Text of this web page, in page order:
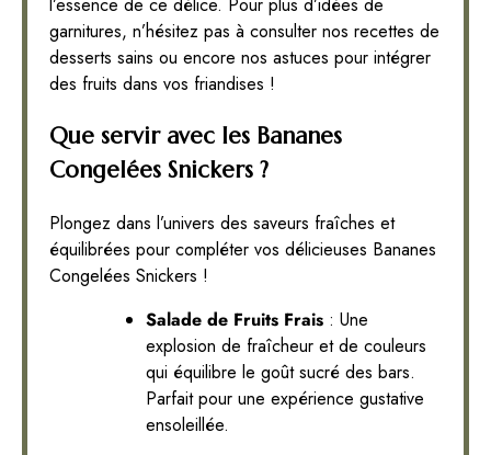
garnitures, n’hésitez pas à consulter nos recettes de
desserts sains ou encore nos astuces pour intégrer
des fruits dans vos friandises !
Que servir avec les Bananes
Congelées Snickers ?
Plongez dans l’univers des saveurs fraîches et
équilibrées pour compléter vos délicieuses Bananes
Congelées Snickers !
Salade de Fruits Frais : Une
explosion de fraîcheur et de couleurs
qui équilibre le goût sucré des bars.
Parfait pour une expérience gustative
ensoleillée.